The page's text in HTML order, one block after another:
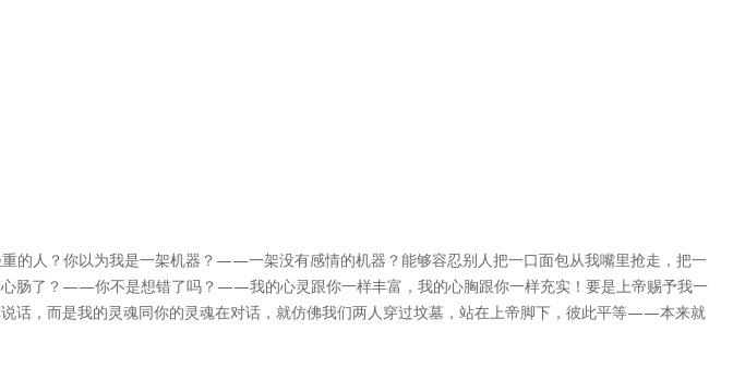
的人？你以为我是一架机器？——一架没有感情的机器？能够容忍别人把一口面包从我嘴里抢走，把一
肠了？——你不是想错了吗？——我的心灵跟你一样丰富，我的心胸跟你一样充实！要是上帝赐予我一
话，而是我的灵魂同你的灵魂在对话，就仿佛我们两人穿过坟墓，站在上帝脚下，彼此平等——本来就